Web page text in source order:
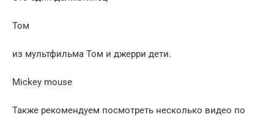
Том
из мультфильма Том и джерри дети.
Mickey mouse
Также рекомендуем посмотреть несколько видео по